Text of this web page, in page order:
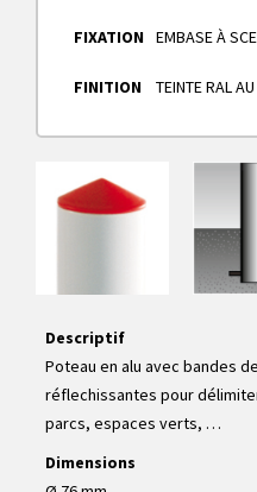
FIXATION EMBASE À
FINITION TEINTE RAL
Descriptif
Poteau en alu avec bandes
réflechissantes pour
parcs, espaces verts, …
Dimensions